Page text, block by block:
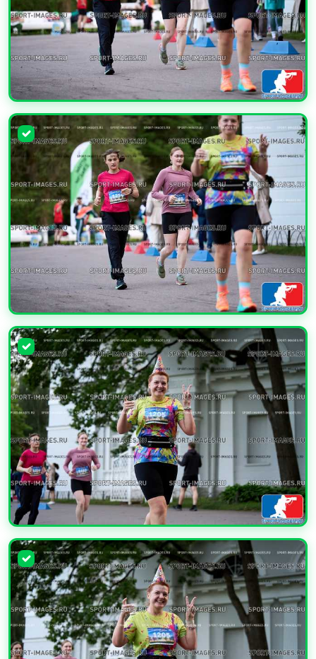
УВЕЛИЧИТЬ
УВЕЛИЧИТЬ
УВЕЛИЧИТЬ